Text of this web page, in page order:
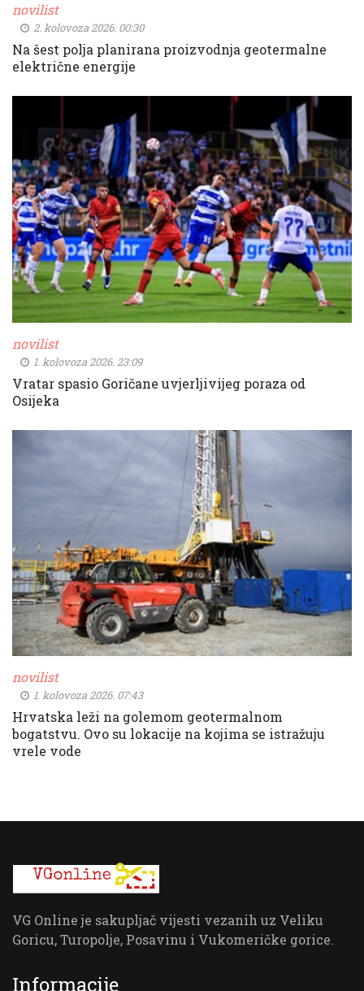
novilist
2. kolovoza 2026. 00:30
Na šest polja planirana proizvodnja geotermalne
električne energije
novilist
1. kolovoza 2026. 23:09
Vratar spasio Goričane uvjerljivijeg poraza od
Osijeka
novilist
1. kolovoza 2026. 07:43
Hrvatska leži na golemom geotermalnom
bogatstvu. Ovo su lokacije na kojima se istražuju
vrele vode
VG Online je sakupljač vijesti vezanih uz Veliku
Goricu, Turopolje, Posavinu i Vukomeričke gorice.
Informacije